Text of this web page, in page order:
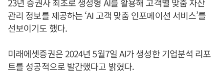
관리 정보를 제공하는 ‘AI 고객 맞춤 인포메이션 서비스’를
선보이기도 했다.
미래에셋증권은 2024년 5월7일 AI가 생성한 기업분석 리포
트를 성공적으로 발간했다고 밝혔다.